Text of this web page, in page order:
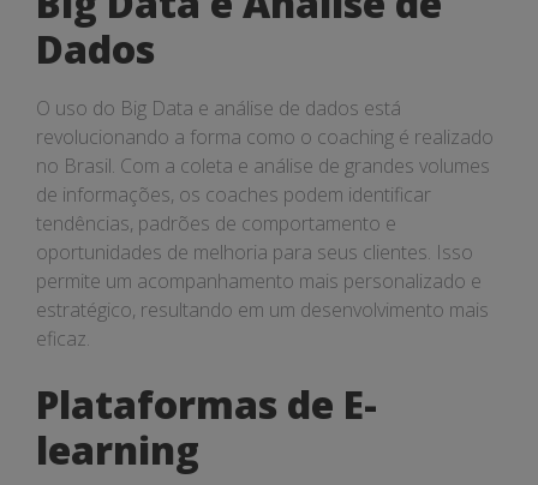
Dados
O uso do Big Data e análise de dados está
revolucionando a forma como o coaching é realizado
no Brasil. Com a coleta e análise de grandes volumes
de informações, os coaches podem identificar
tendências, padrões de comportamento e
oportunidades de melhoria para seus clientes. Isso
permite um acompanhamento mais personalizado e
estratégico, resultando em um desenvolvimento mais
eficaz.
Plataformas de E-
learning